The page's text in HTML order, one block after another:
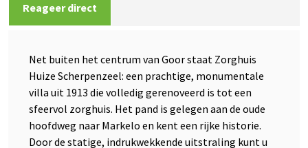
Reageer direct
Net buiten het centrum van Goor staat Zorghuis
Huize Scherpenzeel: een prachtige, monumentale
villa uit 1913 die volledig gerenoveerd is tot een
sfeervol zorghuis. Het pand is gelegen aan de oude
hoofdweg naar Markelo en kent een rijke historie.
Door de statige, indrukwekkende uitstraling kunt u